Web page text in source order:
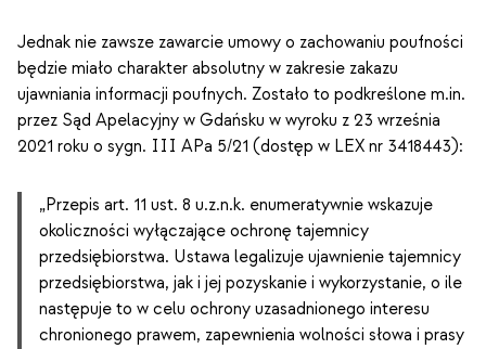
Jednak nie zawsze zawarcie umowy o zachowaniu poufności
będzie miało charakter absolutny w zakresie zakazu
ujawniania informacji poufnych. Zostało to podkreślone m.in.
przez Sąd Apelacyjny w Gdańsku w wyroku z 23 września
2021 roku o sygn. III APa 5/21 (dostęp w LEX nr 3418443):
„Przepis art. 11 ust. 8 u.z.n.k. enumeratywnie wskazuje
okoliczności wyłączające ochronę tajemnicy
przedsiębiorstwa. Ustawa legalizuje ujawnienie tajemnicy
przedsiębiorstwa, jak i jej pozyskanie i wykorzystanie, o ile
następuje to w celu ochrony uzasadnionego interesu
chronionego prawem, zapewnienia wolności słowa i prasy